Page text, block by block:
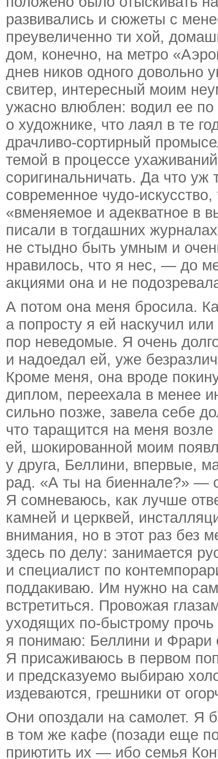
развивались и сюжеты с
преувеличенно ти хой,
дом, конечно, на метро
днев ников одного довольно
свитер, интересный моим
ужасно влюблен: водил ее по
о художнике, что лаял в те
драчливо-сортирный
темой в процессе
соригинальничать. Да что
современное чудо-
«вменяемое и адекватное в
писали в тогдашних
не стыдно быть умным и
нравилось, что я нес, — до
акциями она и не
А потом она меня бросила.
а попросту я ей наскучил
пор неведомые. Я очень
и надоедал ей, уже
Кроме меня, она вроде
диплом, переехала в менее
сильно позже, завела себе
что таращится на меня
ей, шокированной моим
у друга, Беллини, впервые,
рад. «А ты на биеннале?» —
Я сомневаюсь, как лучше
камней и церквей,
внимания, но в этот раз без
здесь по делу: занимается
и специалист по
поддакиваю. Им нужно на
встретиться. Провожая
уходящих по-быстрому
я понимаю: Беллини и Фрари
Я присаживаюсь в первом
и предсказуемо выбираю
издеваются, грешники от
Они опоздали на самолет. Я
в том же кафе (позади еще
приютить их — ибо семья